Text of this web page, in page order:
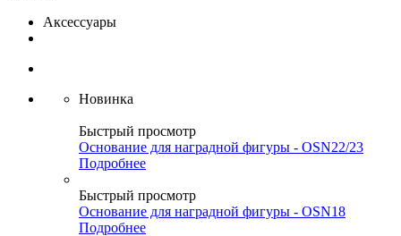
Аксессуары
Новинка
Быстрый просмотр
Основание для наградной фигуры - OSN22/23
Подробнее
Быстрый просмотр
Основание для наградной фигуры - OSN18
Подробнее